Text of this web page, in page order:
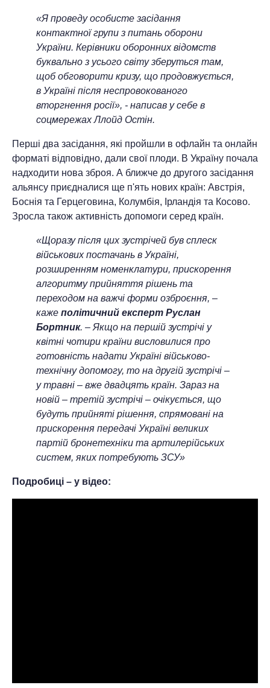
«Я проведу особисте засідання
контактної групи з питань оборони
України. Керівники оборонних відомств
буквально з усього світу зберуться там,
щоб обговорити кризу, що продовжується,
в Україні після неспровокованого
вторгнення росії», - написав у себе в
соцмережах Ллойд Остін.
Перші два засідання, які пройшли в офлайн та онлайн
форматі відповідно, дали свої плоди. В Україну почала
надходити нова зброя. А ближче до другого засідання
альянсу приєдналися ще п'ять нових країн: Австрія,
Боснія та Герцеговина, Колумбія, Ірландія та Косово.
Зросла також активність допомоги серед країн.
«Щоразу після цих зустрічей був сплеск
військових постачань в Україні,
розширенням номенклатури, прискорення
алгоритму прийняття рішень та
переходом на важчі форми озброєння, –
каже політичний експерт Руслан
Бортник. – Якщо на першій зустрічі у
квітні чотири країни висловилися про
готовність надати Україні військово-
технічну допомогу, то на другій зустрічі –
у травні – вже двадцять країн. Зараз на
новій – третій зустрічі – очікується, що
будуть прийняті рішення, спрямовані на
прискорення передачі Україні великих
партій бронетехніки та артилерійських
систем, яких потребують ЗСУ»
Подробиці – у відео: